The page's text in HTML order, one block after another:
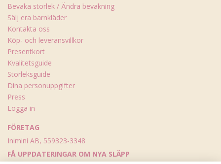
Bevaka storlek / Ändra bevakning
Sälj era barnkläder
Kontakta oss
Köp- och leveransvillkor
Presentkort
Kvalitetsguide
Storleksguide
Dina personuppgifter
Press
Logga in
FÖRETAG
Inimini AB, 559323-3348
FÅ UPPDATERINGAR OM NYA SLÄPP